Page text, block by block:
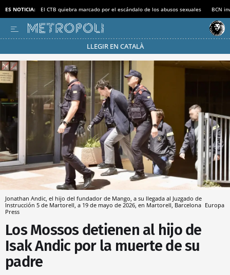
ES NOTICIA: El CTB quiebra marcado por el escándalo de los abusos sexuales BCN
LLEGIR EN CATALÀ
Pásate al MODO AHORRO
Jonathan Andic, el hijo del fundador de Mango, a su llegada al Juzgado de
Instrucción 5 de Martorell, a 19 de mayo de 2026, en Martorell, Barcelona Europa
Press
Los Mossos detienen al hijo de
Isak Andic por la muerte de su
padre